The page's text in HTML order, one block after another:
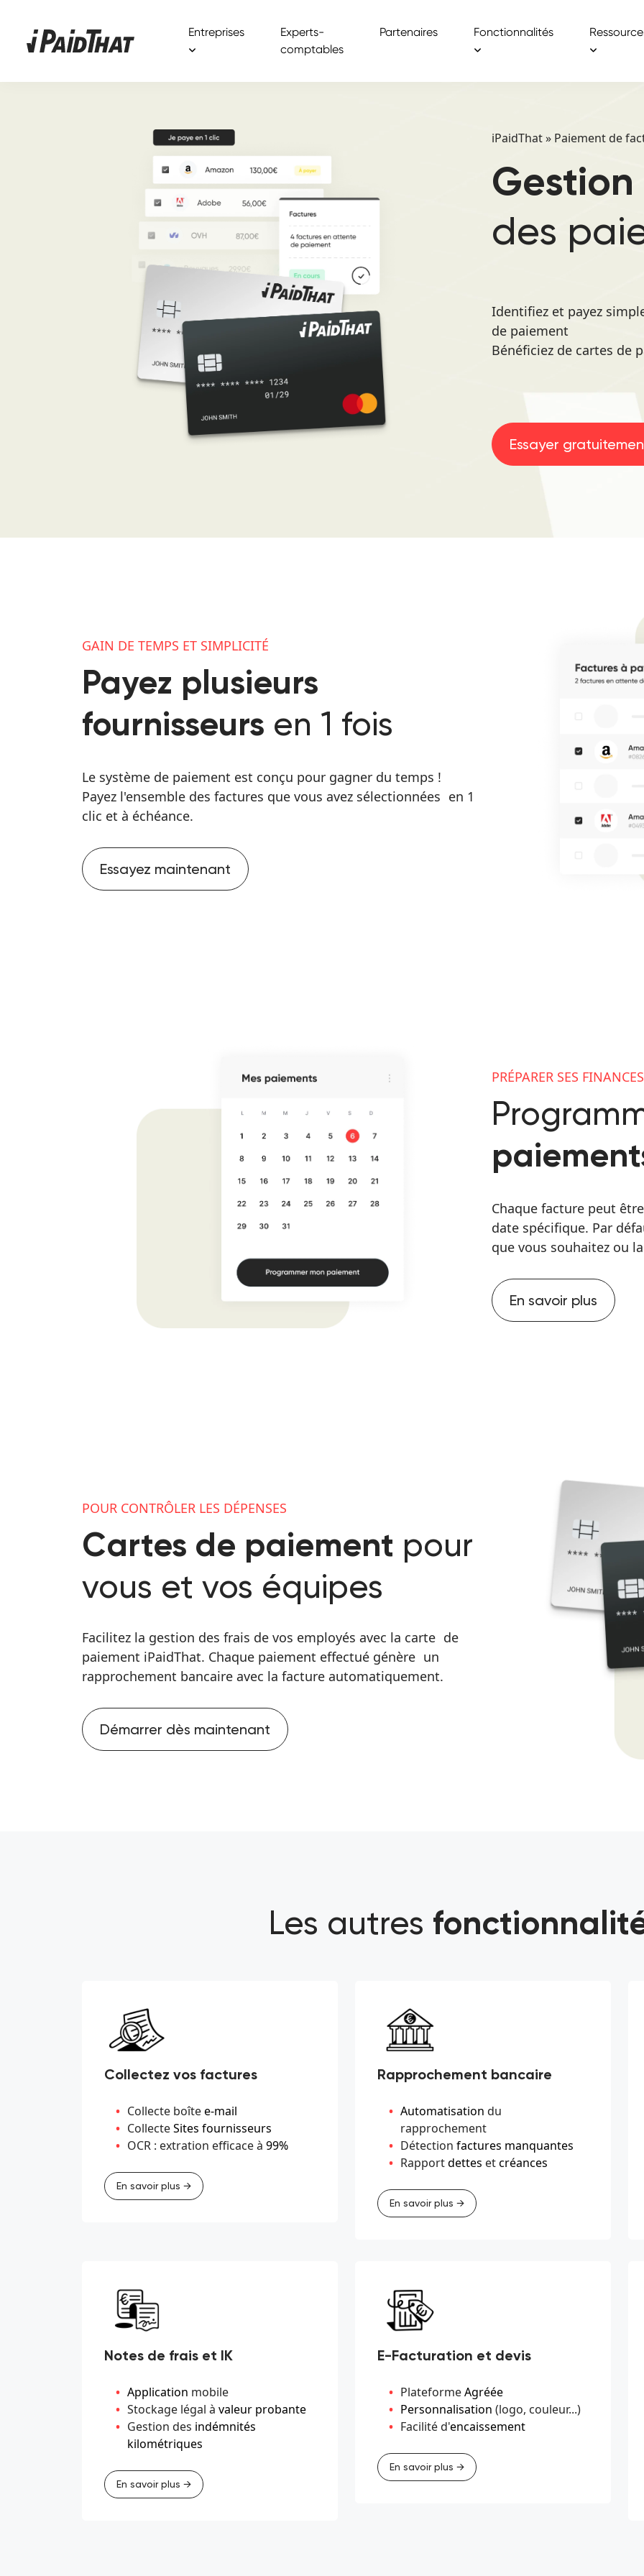
Entreprises
Experts-
comptables
Partenaires Fonctionnalités
iPaidThat» Paiement de
Gestion
des
Identifiez et payez
de paiement
Bénéficiez de cartes de
Essayer
GAIN DE TEMPS ET SIMPLICITÉ
Payez plusieurs
fournisseurs en 1 fois
Le système de paiement est conçu pour gagner du temps !
Payez l'ensemble des factures que vous avez sélectionnées en 1
clic et à échéance.
Essayez maintenant
PRÉPARER SES FINANCES
Chaque facture peut
date spécifique. Par
que vous souhaitez ou
En savoir plus
POUR CONTRÔLER LES DÉPENSES
Cartes de paiement pour
vous et vos équipes
Facilitez la gestion des frais de vos employés avec la carte de
paiement iPaidThat. Chaque paiement effectué génère un
rapprochement bancaire avec la facture automatiquement.
Démarrer dès maintenant
Les autres
Collectez vos factures
Collecte boîtee-mail
CollecteSites fournisseurs
OCR : extration efficace à 99%
En savoir plus →
Rapprochement bancaire
Automatisation du
rapprochement
Détection factures manquantes
Rapportdettes etcréances
En savoir plus →
Notes de frais et IK
Application mobile
Stockage légal à valeur probante
Gestion des indémnités
kilométriques
En savoir plus →
E-Facturation et devis
PlateformeAgréée
Personnalisation (logo, couleur...)
Facilité d'encaissement
En savoir plus →